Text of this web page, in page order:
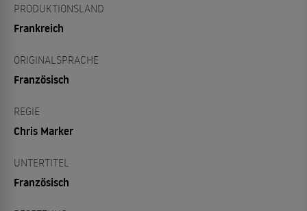
PRODUKTIONSLAND
Frankreich
ORIGINALSPRACHE
Französisch
REGIE
Chris Marker
UNTERTITEL
Französisch